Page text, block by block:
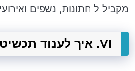
מקביל ל חתונות, נשפים
VI. איך לענוד תכשיטים מקושטים